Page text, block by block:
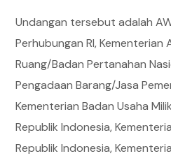
Undangan tersebut adalah
Perhubungan RI, Kementerian
Ruang/Badan Pertanahan
Pengadaan Barang/Jasa
Kementerian Badan Usaha
Republik Indonesia,
Republik Indonesia,